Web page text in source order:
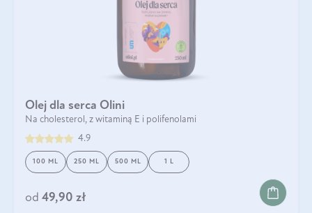
Olej dla serca Olini
Na cholesterol, z witaminą E i polifenolami
4.9
100 ML 250 ML 500 ML 1 L
od 49,90 zł